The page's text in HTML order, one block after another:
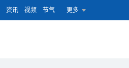
资讯 视频 节气 更多